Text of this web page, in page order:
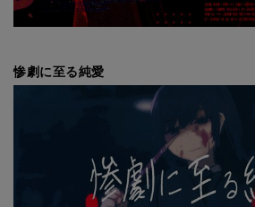
惨劇に至る純愛